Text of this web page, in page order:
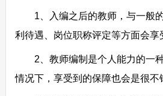
1、入编之后的教师，与一般的
利待遇、岗位职称评定等方面会享
2、教师编制是个人能力的一种
情况下，享受到的保障也会是很不